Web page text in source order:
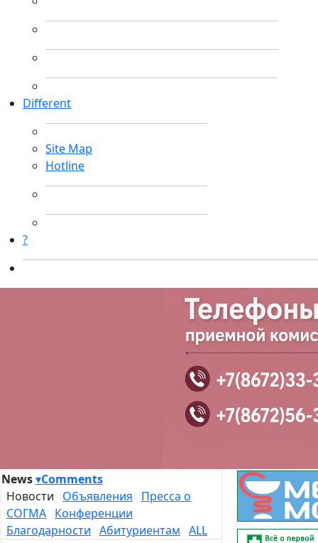
Different
Site Map
Hotline
?
News▾Comments
Новости Объявления
Пресса о
СОГМА Конференции
Благодарности Абитуриентам ALL